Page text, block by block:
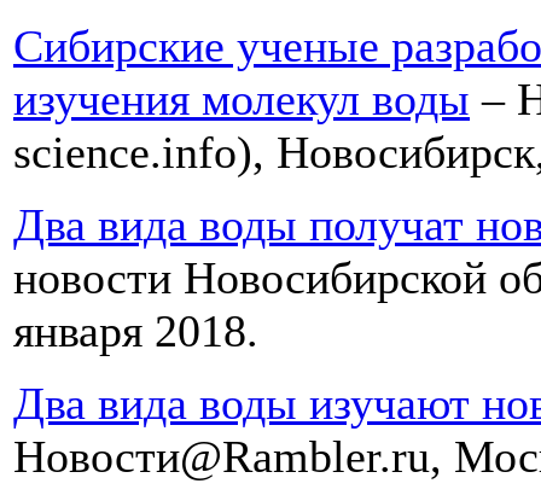
Сибирские ученые
изучения молекул воды –
science.info),
Два вида воды получат
новости Новосибирской
января 2018.
Два вида воды изучают
Новости@Rambler.ru,